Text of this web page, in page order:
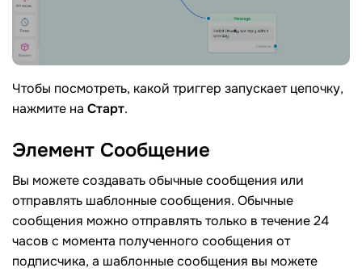
Чтобы посмотреть, какой триггер запускает цепочку,
нажмите на Старт.
Элемент Сообщение
Вы можете создавать обычные сообщения или
отправлять шаблонные сообщения. Обычные
сообщения можно отправлять только в течение 24
часов с момента полученного сообщения от
подписчика, а шаблонные сообщения вы можете